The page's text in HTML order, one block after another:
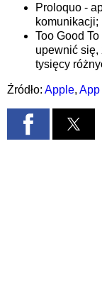
Proloquo -
komunikacji;
Too Good
upewnić się,
tysięcy
Źródło: Apple, App